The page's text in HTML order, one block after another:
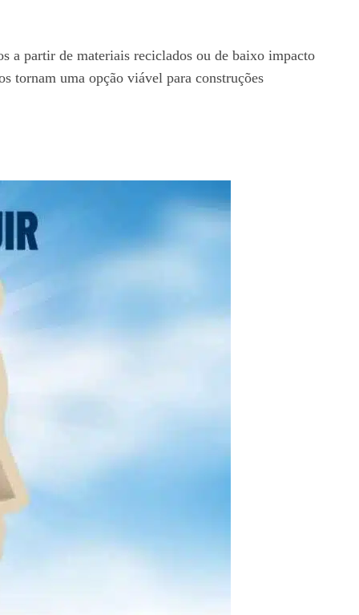
a partir de materiais reciclados ou de baixo impacto
tornam uma opção viável para construções